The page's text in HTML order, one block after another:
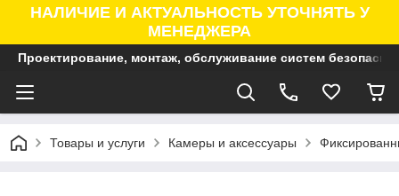
НАЛИЧИЕ И АКТУАЛЬНОСТЬ УТОЧНЯТЬ У
МЕНЕДЖЕРА
Проектирование, монтаж, обслуживание систем
Товары и услуги Камеры и аксессуары